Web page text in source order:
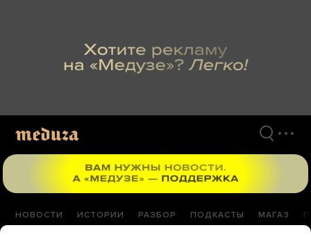
НОВОСТИ ИСТОРИИ РАЗБОР ПОДКАСТЫ МАГАЗ